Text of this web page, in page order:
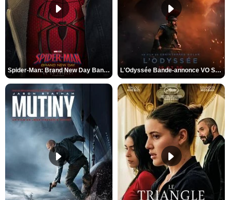
Spider-Man: Brand New Day Bande-annonce VO STFR L'Odyssée Bande-annonce VO STFR